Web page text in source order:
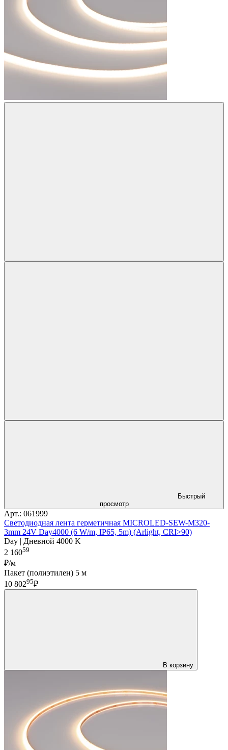
Быстрый
просмотр
Арт.: 061999
Светодиодная лента герметичная MICROLED-SEW-M320-
3mm 24V Day4000 (6 W/m, IP65, 5m) (Arlight, CRI>90)
Day | Дневной 4000 K
2 16059
₽/м
Пакет (полиэтилен) 5 м
10 80295₽
В корзину